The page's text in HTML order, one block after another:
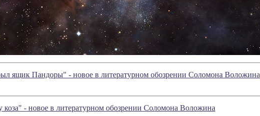
ящик Пандоры" - новое в литературном обозрении Соломона Воложина
- новое в литературном обозрении Соломона Воложина